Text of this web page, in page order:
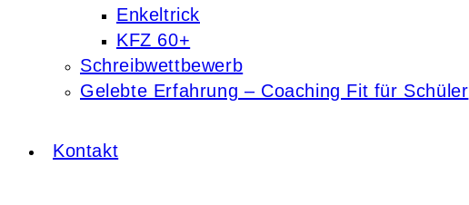
Enkeltrick
KFZ 60+
Schreibwettbewerb
Gelebte Erfahrung – Coaching Fit für Schüler
Kontakt